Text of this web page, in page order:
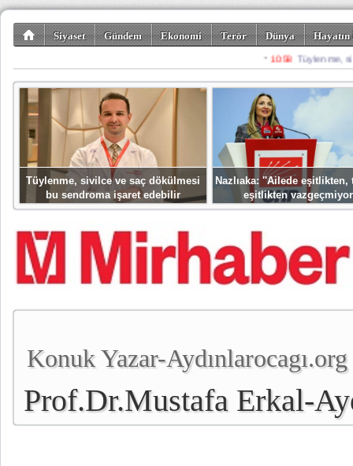
Siyaset Gündem Ekonomi Terör Dünya
Spor Misafir
Tüylenme, sivilce ve saç dökülmesi
bu sendroma işaret edebilir
Nazlıaka: ''Ailede eşitlikten,
eşitlikten
Konuk Yazar-Aydınlarocagı.org
Prof.Dr.Mustafa Erkal-